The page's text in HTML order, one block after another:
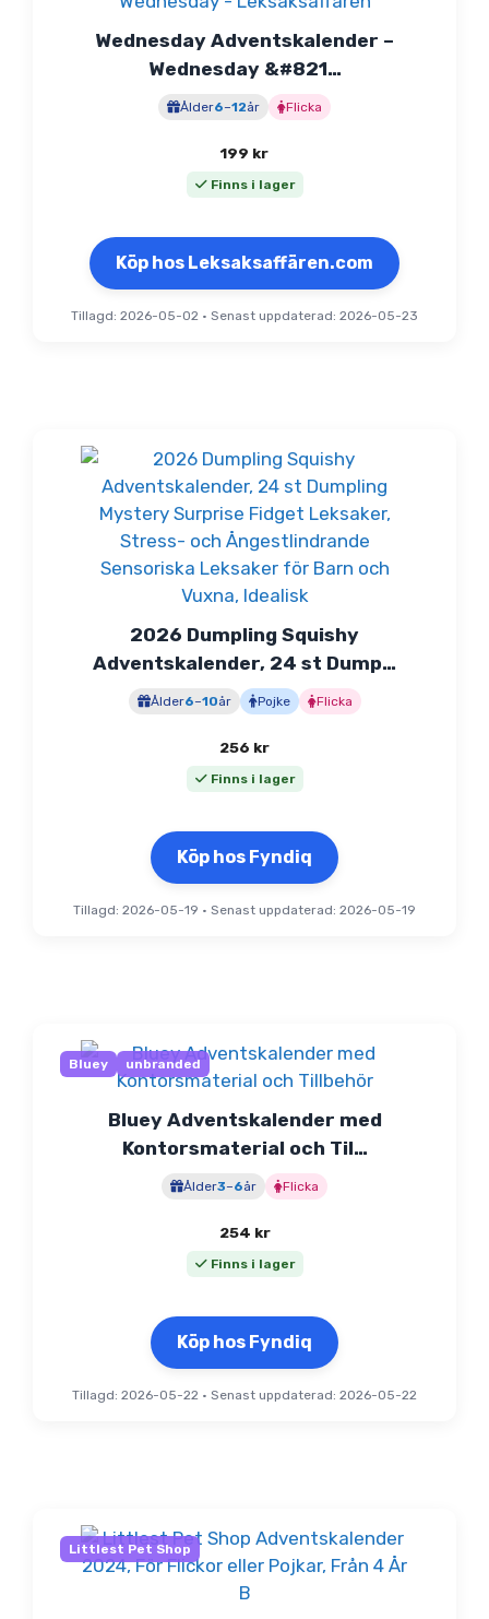
Wednesday Adventskalender –
Wednesday &#821…
Ålder6–12år Flicka
199 kr
Finns i lager
Köp hos Leksaksaffären.com
Tillagd: 2026-05-02 • Senast uppdaterad: 2026-05-23
2026 Dumpling Squishy
Adventskalender, 24 st Dump…
Ålder6–10år Pojke Flicka
256 kr
Finns i lager
Köp hos Fyndiq
Tillagd: 2026-05-19 • Senast uppdaterad: 2026-05-19
Bluey unbranded
Bluey Adventskalender med
Kontorsmaterial och Til…
Ålder3–6år Flicka
254 kr
Finns i lager
Köp hos Fyndiq
Tillagd: 2026-05-22 • Senast uppdaterad: 2026-05-22
Littlest Pet Shop